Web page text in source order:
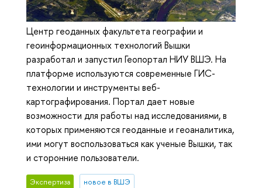
Центр геоданных факультета географии и
геоинформационных технологий Вышки
разработал и запустил Геопортал НИУ ВШЭ. На
платформе используются современные ГИС-
технологии и инструменты веб-
картографирования. Портал дает новые
возможности для работы над исследованиями, в
которых применяются геоданные и геоаналитика,
ими могут воспользоваться как ученые Вышки, так
и сторонние пользователи.
Экспертиза новое в ВШЭ